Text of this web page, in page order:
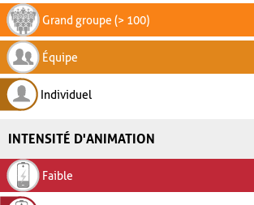
Grand groupe (> 100)
Équipe
Individuel
INTENSITÉ D'ANIMATION
Faible